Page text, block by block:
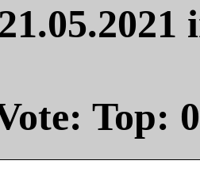
Top: 0